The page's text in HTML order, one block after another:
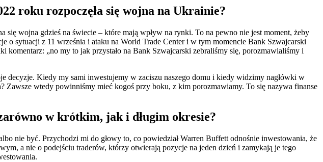
roku rozpoczęła się wojna na Ukrainie?
się wojna gdzieś na świecie – które mają wpływ na rynki. To na pewno nie jest moment, żeby
sytuacji z 11 września i ataku na World Trade Center i w tym momencie Bank Szwajcarski
„no my to jak przystało na Bank Szwajcarski zebraliśmy się, porozmawialiśmy i
decyzje. Kiedy my sami inwestujemy w zaciszu naszego domu i kiedy widzimy nagłówki w
Zawsze wtedy powinniśmy mieć kogoś przy boku, z kim porozmawiamy. To się nazywa finanse
w krótkim, jak i długim okresie?
nie być. Przychodzi mi do głowy to, co powiedział Warren Buffett odnośnie inwestowania, że
a nie o podejściu traderów, którzy otwierają pozycje na jeden dzień i zamykają je tego